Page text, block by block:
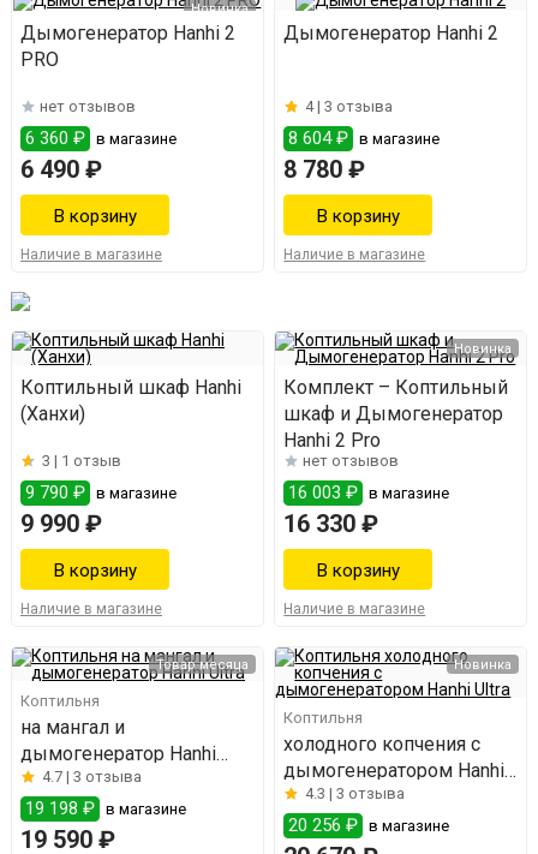
Новинка
Дымогенератор Hanhi 2
PRO
нет отзывов
6 360 ₽ в магазине
6 490 ₽
Наличие в магазине
Дымогенератор Hanhi 2
4 |3 отзыва
8 604 ₽ в магазине
8 780 ₽
Наличие в магазине
Коптильный шкаф Hanhi
(Ханхи)
3 | 1 отзыв
9 790 ₽ в магазине
9 990 ₽
Наличие в магазине
Новинка
Комплект – Коптильный
шкаф и Дымогенератор
Hanhi 2 Pro
нет отзывов
16 003 ₽ в магазине
16 330 ₽
Наличие в магазине
Товар месяца
Коптильня
на мангал и
дымогенератор Hanhi
Ultra
4.7 | 3 отзыва
19 198 ₽ в магазине
19 590 ₽
Новинка
Коптильня
холодного копчения с
дымогенератором Hanhi
Ultra4.3 |3 отзыва
20 256 ₽ в магазине